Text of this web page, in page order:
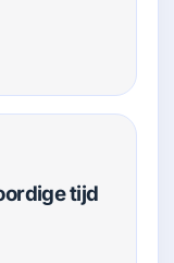
tijd